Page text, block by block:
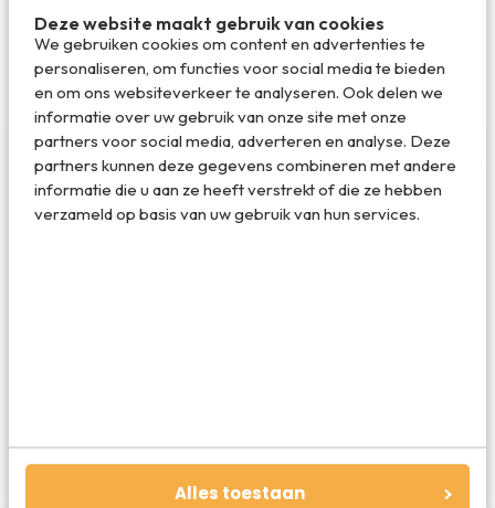
Deze website maakt gebruik van cookies
We gebruiken cookies om content en advertenties te
personaliseren, om functies voor social media te bieden
en om ons websiteverkeer te analyseren. Ook delen we
informatie over uw gebruik van onze site met onze
partners voor social media, adverteren en analyse. Deze
partners kunnen deze gegevens combineren met andere
informatie die u aan ze heeft verstrekt of die ze hebben
verzameld op basis van uw gebruik van hun services.
Alles toestaan
en mis niets!